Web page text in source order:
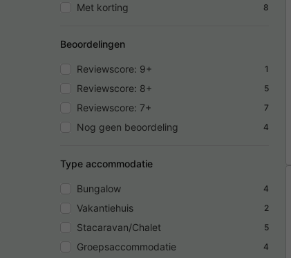
Met korting 8
Beoordelingen
Reviewscore: 9+ 1
Reviewscore: 8+ 5
Reviewscore: 7+ 7
Nog geen beoordeling 4
Type accommodatie
Bungalow 4
Vakantiehuis 2
Stacaravan/Chalet 5
Groepsaccommodatie 4